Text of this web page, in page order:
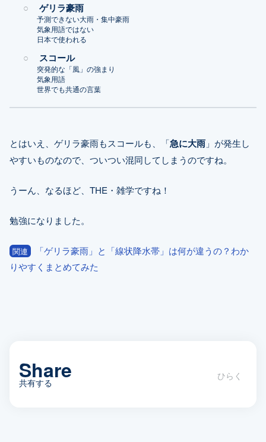
ゲリラ豪雨
予測できない大雨・集中豪雨
気象用語ではない
日本で使われる
スコール
突発的な「風」の強まり
気象用語
世界でも共通の言葉
とはいえ、ゲリラ豪雨もスコールも、「急に大雨 」が発生し
やすいものなので、ついつい混同してしまうのですね。
うーん、なるほど、THE・雑学ですね！
勉強になりました。
関連
「ゲリラ豪雨」と「線状降水帯」は何が違うの？わか
りやすくまとめてみた
Share
共有する